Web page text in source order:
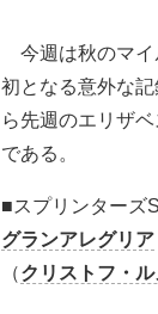
今週は秋のマイ
初となる意外な
ら先週のエリザ
である。
■スプリンターズS
グランアレグリア
（クリストフ・